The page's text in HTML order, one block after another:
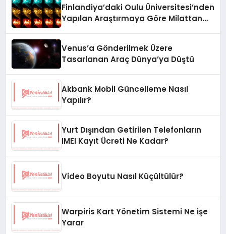
Finlandiya’daki Oulu Üniversitesi’nden
Yapılan Araştırmaya Göre Milattan
Venus’a Gönderilmek Üzere
Tasarlanan Araç Dünya’ya Düştü
Akbank Mobil Güncelleme Nasıl
Yapılır?
Yurt Dışından Getirilen Telefonların
IMEI Kayıt Ücreti Ne Kadar?
Video Boyutu Nasıl Küçültülür?
Warpiris Kart Yönetim Sistemi Ne işe
Yarar